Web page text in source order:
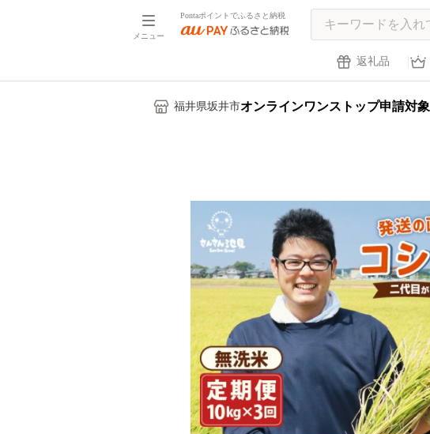
メニュー
Pontaポイントでふるさと納税
返礼品
福井県坂井市オンラインワンストップ申請対象